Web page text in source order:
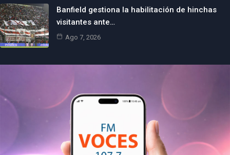
Banfield gestiona la habilitación de hinchas
visitantes ante…
Ago 7, 2026